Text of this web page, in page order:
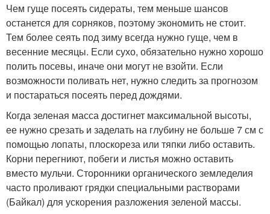
Чем гуще посеять сидераты, тем меньше шансов
останется для сорняков, поэтому экономить не стоит.
Тем более сеять под зиму всегда нужно гуще, чем в
весенние месяцы. Если сухо, обязательно нужно хорошо
полить посевы, иначе они могут не взойти. Если
возможности поливать нет, нужно следить за прогнозом
и постараться посеять перед дождями.
Когда зеленая масса достигнет максимальной высоты,
ее нужно срезать и заделать на глубину не больше 7 см с
помощью лопаты, плоскореза или тяпки либо оставить.
Корни перегниют, побеги и листья можно оставить
вместо мульчи. Сторонники органического земледелия
часто проливают грядки специальными растворами
(Байкал) для ускорения разложения зеленой массы.